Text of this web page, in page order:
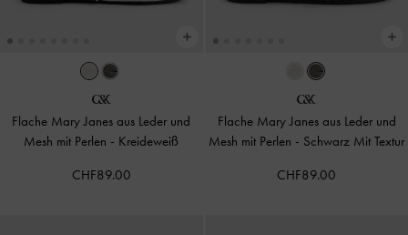
Flache Mary Janes aus Leder und
Mesh mit Perlen - Kreideweiß
CHF89.00
Flache Mary Janes aus Leder und
Mesh mit Perlen - Schwarz Mit Textur
CHF89.00